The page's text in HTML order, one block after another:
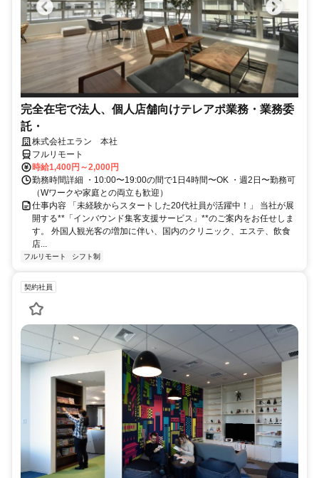
完全在宅で法人、個人店舗向けテレアポ業務・業務委
託・
株式会社エラン 本社
フルリモート
時給1,400円～2,000円
勤務時間詳細 ・10:00〜19:00の間で1日4時間〜OK ・週2日〜勤務可
（Wワークや家庭との両立も歓迎）
仕事内容 「未経験からスタートした20代社員が活躍中！」 当社が展
開する**「インバウンド集客支援サービス」**のご案内をお任せしま
す。 外国人観光客の増加に伴い、国内のクリニック、エステ、飲食
店...
フルリモート シフト制
契約社員